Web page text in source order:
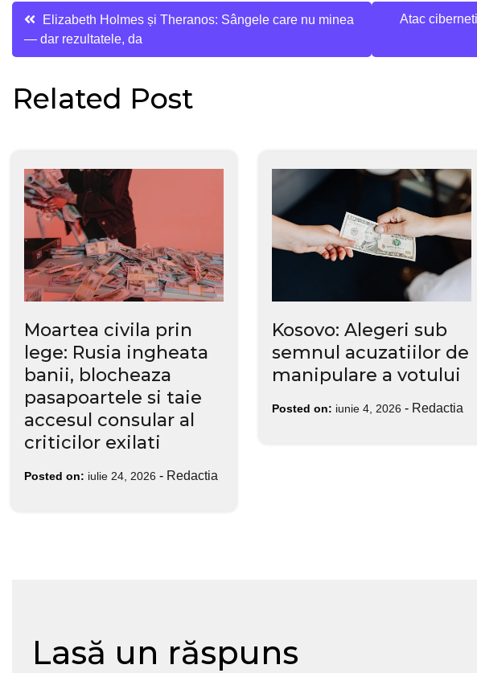
Navigare
în
articole
Elizabeth Holmes și Theranos: Sângele care nu minea
— dar rezultatele, da
Atac
Related Post
Moartea civila prin
lege: Rusia ingheata
banii, blocheaza
pasapoartele si taie
accesul consular al
criticilor exilati
Posted on: iulie 24, 2026 - Redactia
Kosovo: Alegeri sub
semnul acuzatiilor de
manipulare a votului
Posted on: iunie 4, 2026 - Redactia
Lasă un răspuns